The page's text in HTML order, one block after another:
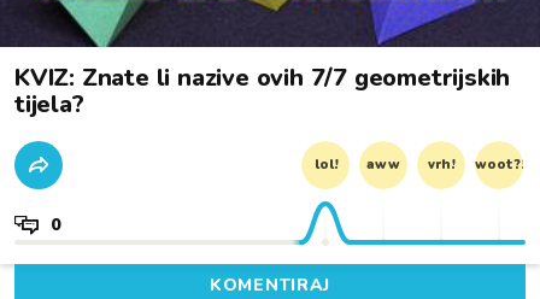
KVIZ: Znate li nazive ovih 7/7 geometrijskih
tijela?
lol! aww vrh! woot?!
0
KOMENTIRAJ